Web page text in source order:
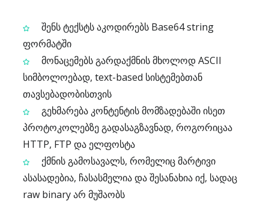
შენს ტექსტს აკოდირებს Base64 string
ფორმატში
მონაცემებს გარდაქმნის მხოლოდ ASCII
სიმბოლოებად, text-based სისტემებთან
თავსებადობისთვის
გეხმარება კონტენტის მომზადებაში ისეთ
პროტოკოლებზე გადასაგზავნად, როგორიცაა
HTTP, FTP და ელფოსტა
ქმნის გამოსავალს, რომელიც მარტივი
ასასადებია, ჩასასმელია და შესანახია იქ, სადაც
raw binary არ მუშაობს